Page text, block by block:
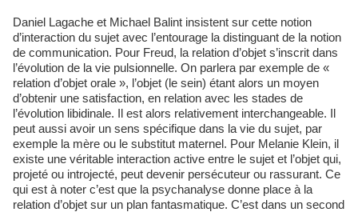
Daniel Lagache et Michael Balint insistent sur cette notion
d’interaction du sujet avec l’entourage la distinguant de la notion
de communication. Pour Freud, la relation d’objet s’inscrit dans
l’évolution de la vie pulsionnelle. On parlera par exemple de «
relation d’objet orale », l’objet (le sein) étant alors un moyen
d’obtenir une satisfaction, en relation avec les stades de
l’évolution libidinale. Il est alors relativement interchangeable. Il
peut aussi avoir un sens spécifique dans la vie du sujet, par
exemple la mère ou le substitut maternel. Pour Melanie Klein, il
existe une véritable interaction active entre le sujet et l’objet qui,
projeté ou introjecté, peut devenir persécuteur ou rassurant. Ce
qui est à noter c’est que la psychanalyse donne place à la
relation d’objet sur un plan fantasmatique. C’est dans un second